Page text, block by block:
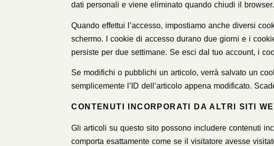
dati personali e viene eliminato quando chiudi il browser.
Quando effettui l’accesso, impostiamo anche diversi
schermo. I cookie di accesso durano due giorni e i
persiste per due settimane. Se esci dal tuo account, i
Se modifichi o pubblichi un articolo, verrà salvato un
semplicemente l’ID dell’articolo appena modificato.
CONTENUTI INCORPORATI DA ALTRI SITI
Gli articoli su questo sito possono includere contenuti
comporta esattamente come se il visitatore avesse